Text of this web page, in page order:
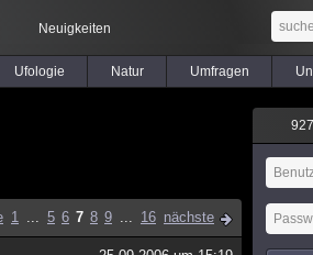
Neuigkeiten
Ufologie Natur Umfragen
1 ... 5 6 7 8 9 ... 16 nächste
927